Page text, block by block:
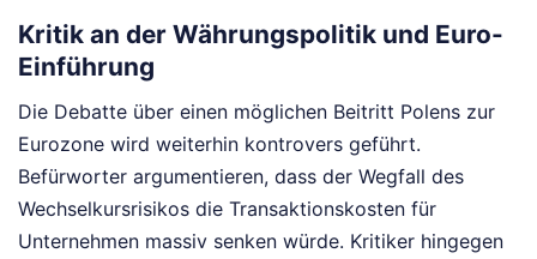
Kritik an der Währungspolitik und Euro-
Einführung
Die Debatte über einen möglichen Beitritt Polens zur
Eurozone wird weiterhin kontrovers geführt.
Befürworter argumentieren, dass der Wegfall des
Wechselkursrisikos die Transaktionskosten für
Unternehmen massiv senken würde. Kritiker hingegen